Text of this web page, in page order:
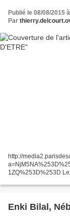
Publié le 08/08/2015
Par
http://
1ZQ%253D%253D
bin/WebObjects/
1ZQ%253D%253D...
Enki Bilal,